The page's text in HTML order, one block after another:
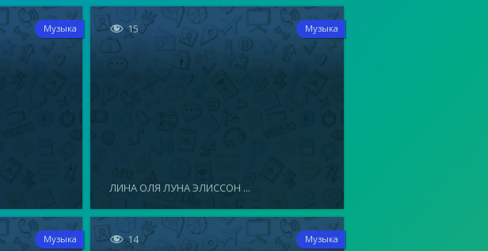
Музыка  15 Музыка
ЛИНА ОЛЯ ЛУНА ЭЛИССОН ...
Музыка  14 Музыка